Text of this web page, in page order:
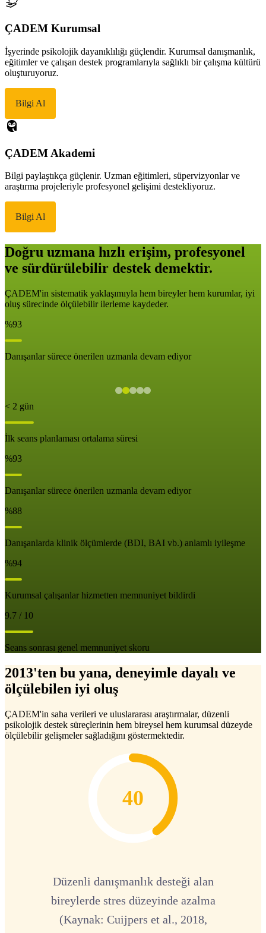
ÇADEM Kurumsal
İşyerinde psikolojik dayanıklılığı güçlendir. Kurumsal danışmanlık,
eğitimler ve çalışan destek programlarıyla sağlıklı bir çalışma kültürü
oluşturuyoruz.
Bilgi Al
ÇADEM Akademi
Bilgi paylaştıkça güçlenir. Uzman eğitimleri, süpervizyonlar ve
araştırma projeleriyle profesyonel gelişimi destekliyoruz.
Bilgi Al
Doğru uzmana hızlı erişim, profesyonel
ve sürdürülebilir destek demektir.
ÇADEM'in sistematik yaklaşımıyla hem bireyler hem kurumlar, iyi
oluş sürecinde ölçülebilir ilerleme kaydeder.
%93
Danışanlar sürece önerilen uzmanla devam ediyor
< 2 gün
İlk seans planlaması ortalama süresi
%93
Danışanlar sürece önerilen uzmanla devam ediyor
%88
Danışanlarda klinik ölçümlerde (BDI, BAI vb.) anlamlı iyileşme
%94
Kurumsal çalışanlar hizmetten memnuniyet bildirdi
9.7 / 10
Seans sonrası genel memnuniyet skoru
2013'ten bu yana, deneyimle dayalı ve
ölçülebilen iyi oluş
ÇADEM'in saha verileri ve uluslararası araştırmalar, düzenli
psikolojik destek süreçlerinin hem bireysel hem kurumsal düzeyde
ölçülebilir gelişmeler sağladığını göstermektedir.
40
Düzenli danışmanlık desteği alan
bireylerde stres düzeyinde azalma
(Kaynak: Cuijpers et al., 2018,